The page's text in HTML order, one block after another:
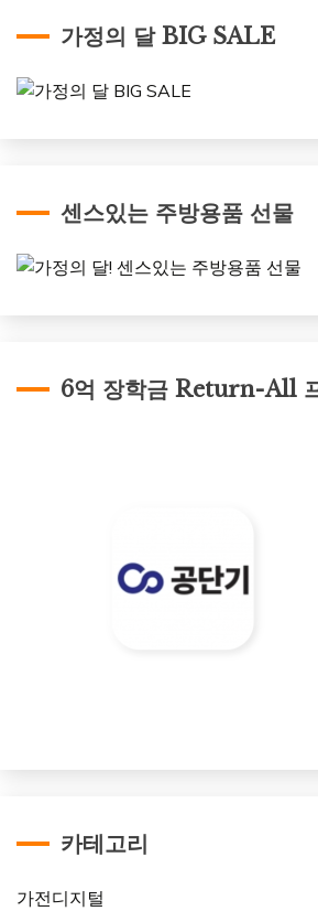
가정의 달 BIG SALE
센스있는 주방용품 선물
6억 장학금 Return-All
카테고리
가전디지털